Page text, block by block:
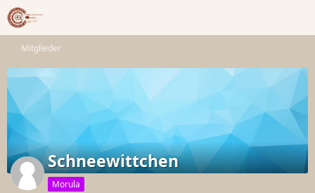
Mitglieder
Schneewittchen
Morula